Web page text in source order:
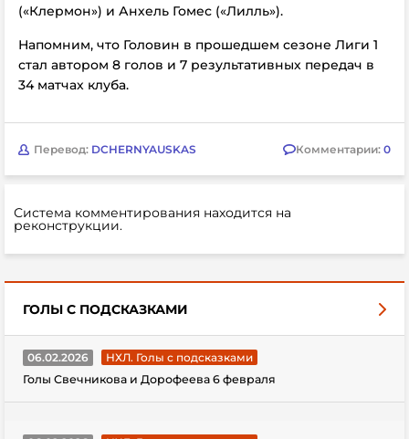
(«Клермон») и Анхель Гомес («Лилль»).
Напомним, что Головин в прошедшем сезоне Лиги 1
стал автором 8 голов и 7 результативных передач в
34 матчах клуба.
Перевод: DCHERNYAUSKAS Комментарии: 0
Система комментирования находится на
реконструкции.
ГОЛЫ С ПОДСКАЗКАМИ
06.02.2026
НХЛ. Голы с подсказками
Голы Свечникова и Дорофеева 6 февраля